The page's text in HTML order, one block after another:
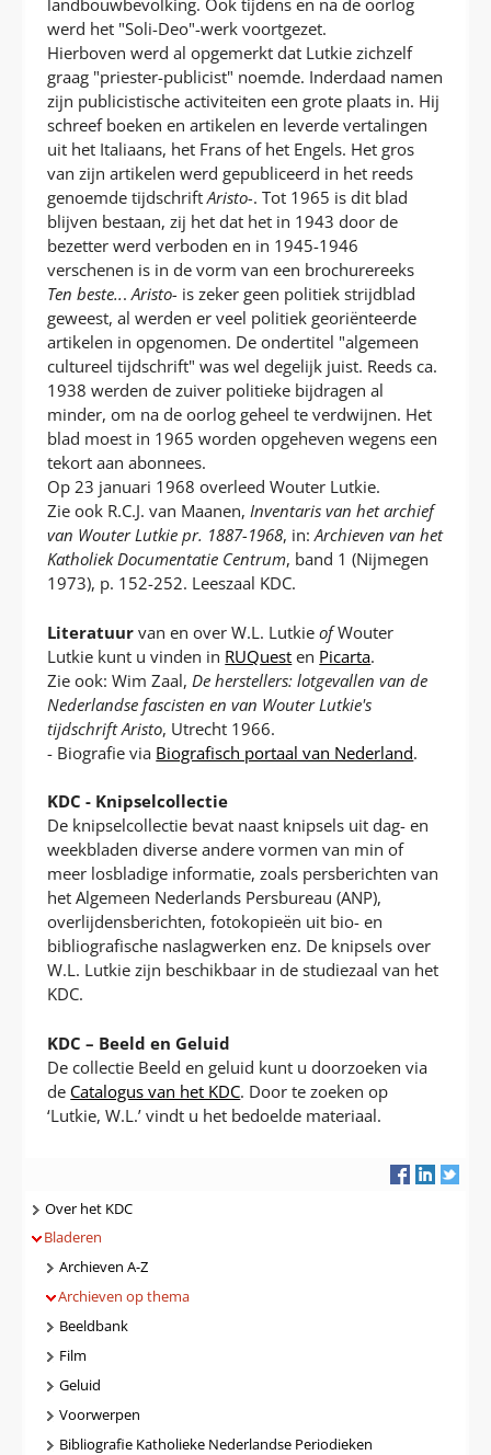
landbouwbevolking. Ook tijdens en na de oorlog
werd het "Soli-Deo"-werk voortgezet.
Hierboven werd al opgemerkt dat Lutkie zichzelf
graag "priester-publicist" noemde. Inderdaad namen
zijn publicistische activiteiten een grote plaats in. Hij
schreef boeken en artikelen en leverde vertalingen
uit het Italiaans, het Frans of het Engels. Het gros
van zijn artikelen werd gepubliceerd in het reeds
genoemde tijdschriftAristo-. Tot 1965 is dit blad
blijven bestaan, zij het dat het in 1943 door de
bezetter werd verboden en in 1945-1946
verschenen is in de vorm van een brochurereeks
Ten beste...Aristo- is zeker geen politiek strijdblad
geweest, al werden er veel politiek georiënteerde
artikelen in opgenomen. De ondertitel "algemeen
cultureel tijdschrift" was wel degelijk juist. Reeds ca.
1938 werden de zuiver politieke bijdragen al
minder, om na de oorlog geheel te verdwijnen. Het
blad moest in 1965 worden opgeheven wegens een
tekort aan abonnees.
Op 23 januari 1968 overleed Wouter Lutkie.
Zie ook R.C.J. van Maanen,Inventaris van het archief
van Wouter Lutkie pr. 1887-1968, in:Archieven van het
Katholiek Documentatie Centrum, band 1 (Nijmegen
1973), p. 152-252. Leeszaal KDC.
Literatuur van en over W.L. LutkieofWouter
Lutkie kunt u vinden in RUQuest en Picarta.
Zie ook: Wim Zaal, De herstellers: lotgevallen van de
Nederlandse fascisten en van Wouter Lutkie's
tijdschrift Aristo, Utrecht 1966.
- Biografie via Biografisch portaal van Nederland.
KDC - Knipselcollectie
De knipselcollectie bevat naast knipsels uit dag- en
weekbladen diverse andere vormen van min of
meer losbladige informatie, zoals persberichten van
het Algemeen Nederlands Persbureau (ANP),
overlijdensberichten, fotokopieën uit bio- en
bibliografische naslagwerken enz. De knipsels over
W.L. Lutkie zijn beschikbaar in de studiezaal van het
KDC.
KDC – Beeld en Geluid
De collectie Beeld en geluid kunt u doorzoeken via
de Catalogus van het KDC. Door te zoeken op
‘Lutkie, W.L.’ vindt u het bedoelde materiaal.
Navigatie
Over het KDC
Bladeren
Archieven A-Z
Archieven op thema
Beeldbank
Film
Geluid
Voorwerpen
Bibliografie Katholieke Nederlandse Periodieken